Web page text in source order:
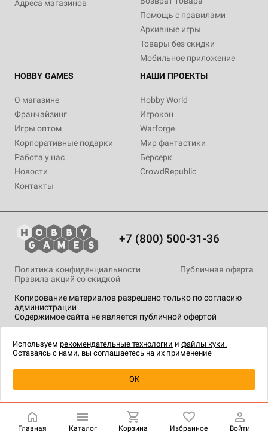
Уведомить о наличии
Адреса магазинов
Помощь с правилами
Архивные игры
Товары без скидки
Мобильное приложение
HOBBY GAMES
О магазине
Франчайзинг
Игры оптом
Корпоративные подарки
Работа у нас
Новости
Контакты
НАШИ ПРОЕКТЫ
Hobby World
Игрокон
Warforge
Мир фантастики
Берсерк
CrowdRepublic
+7 (800) 500-31-36
Копирование материалов разрешено только по согласию
администрации
Содержимое сайта не является публичной офертой
Политика конфиденциальности
Публичная оферта
Правила акций со скидкой
технологии.
Главная Каталог Корзина Избранное Войти
Используем рекомендательные технологии и файлы куки.
Оставаясь с нами, вы соглашаетесь на их применение
OK